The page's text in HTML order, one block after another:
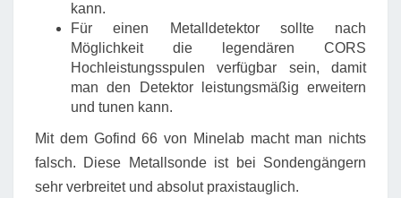
kann.
Für einen Metalldetektor sollte nach
Möglichkeit die legendären CORS
Hochleistungsspulen verfügbar sein, damit
man den Detektor leistungsmäßig erweitern
und tunen kann.
Mit dem Gofind 66 von Minelab macht man nichts
falsch. Diese Metallsonde ist bei Sondengängern
sehr verbreitet und absolut praxistauglich.